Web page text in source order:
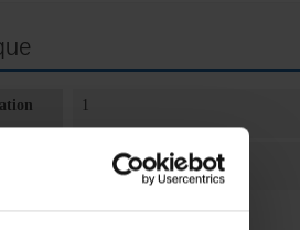
Unité(s)